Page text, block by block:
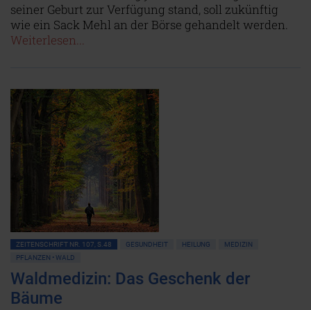
seiner Geburt zur Verfügung stand, soll zukünftig
wie ein Sack Mehl an der Börse gehandelt werden.
Weiterlesen...
ZEITENSCHRIFT NR. 107, S.48 GESUNDHEIT HEILUNG
MEDIZIN
PFLANZEN • WALD
Waldmedizin: Das Geschenk der
Bäume